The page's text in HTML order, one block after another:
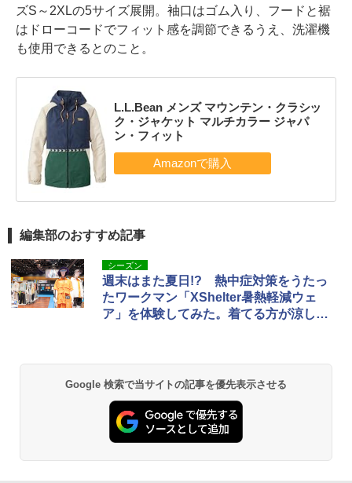
ズS～2XLの5サイズ展開。袖口はゴム入り、フードと裾
はドローコードでフィット感を調節できるうえ、洗濯機
も使用できるとのこと。
L.L.Bean メンズ マウンテン・クラシッ
ク・ジャケット マルチカラー ジャパ
ン・フィット
編集部のおすすめ記事
シーズン
週末はまた夏日!? 熱中症対策をうたっ
たワークマン「XShelter暑熱軽減ウェ
ア」を体験してみた。着てる方が涼しい
Google 検索で当サイトの記事を優先表示させる